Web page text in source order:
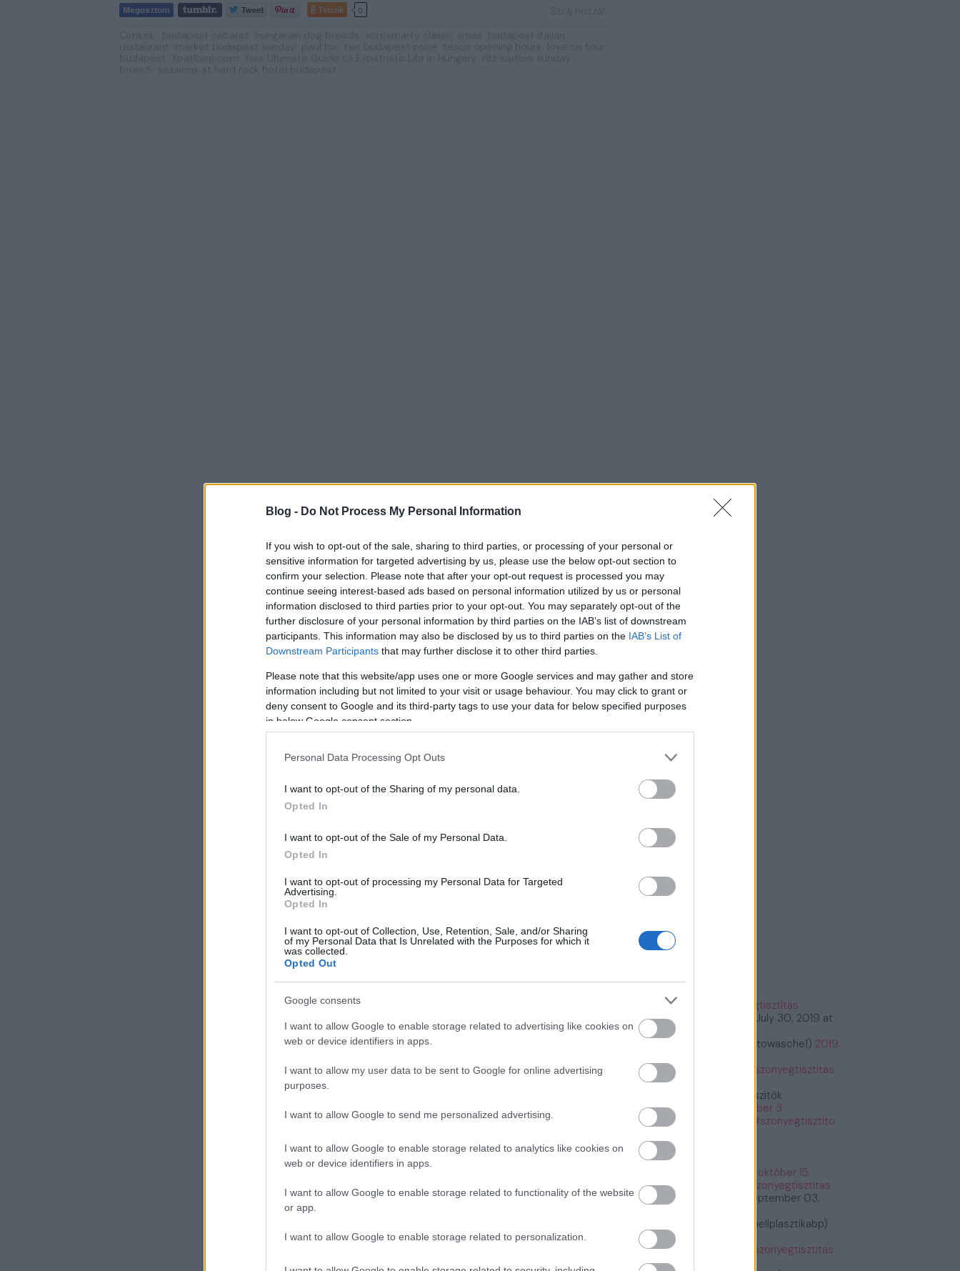
Blog - Do Not Process My Personal Information
If you wish to opt-out of the sale, sharing to third parties, or processing of your personal or
sensitive information for targeted advertising by us, please use the below opt-out section to
confirm your selection. Please note that after your opt-out request is processed you may
continue seeing interest-based ads based on personal information utilized by us or personal
information disclosed to third parties prior to your opt-out. You may separately opt-out of the
further disclosure of your personal information by third parties on the IAB’s list of downstream
participants. This information may also be disclosed by us to third parties on the IAB’s List of
Downstream Participants that may further disclose it to other third parties.
Please note that this website/app uses one or more Google services and may gather and store
information including but not limited to your visit or usage behaviour. You may click to grant or
deny consent to Google and its third-party tags to use your data for below specified purposes
in below Google consent section.
Personal Data Processing Opt Outs
I want to opt-out of the Sharing of my personal data.
Opted In
I want to opt-out of the Sale of my Personal Data.
Opted In
I want to opt-out of processing my Personal Data for Targeted
Advertising.
Opted In
I want to opt-out of Collection, Use, Retention, Sale, and/or Sharing
of my Personal Data that Is Unrelated with the Purposes for which it
was collected.
Opted Out
Google consents
I want to allow Google to enable storage related to advertising like cookies on
web or device identifiers in apps.
I want to allow my user data to be sent to Google for online advertising
purposes.
I want to allow Google to send me personalized advertising.
I want to allow Google to enable storage related to analytics like cookies on
web or device identifiers in apps.
I want to allow Google to enable storage related to functionality of the website
or app.
I want to allow Google to enable storage related to personalization.
Tetszik 0
Szőnyegtisztítás
#szőnyegtisztítás
https://t.co/2kCeMMwvxK
July 30, 2019 at
06:26PM
— bioautowasche (@bioautowasche1) 2019.
https://t.co/PASrtywGdr
#szonyegtisztitas
https://t.co/PASrtywGdr
— Étrend és Táplálékkiegészítők
(@etrendes)
2019. december 3.
https://t.co/G6y7bq2BNU
#szonyegtisztito
https://t.co/G6y7bq2BNU
— Fogyás és fogyókúra
2019. október 15.
https://t.co/ErRtlyiGW9
#szonyegtisztitas
https://t.co/ErRtlyiGW9
September 03,
— Plasztikai Sebészet (@mellplasztikabp)
2019. szeptember 3.
https://t.co/xkWHrUDgsi
#szonyegtisztitas
https://t.co/xkWHrUDgsi